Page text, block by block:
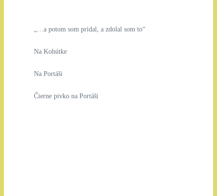
„…a potom som pridal, a zdolal som to“
Na Kohútke
Na Portáši
Čierne pivko na Portáši